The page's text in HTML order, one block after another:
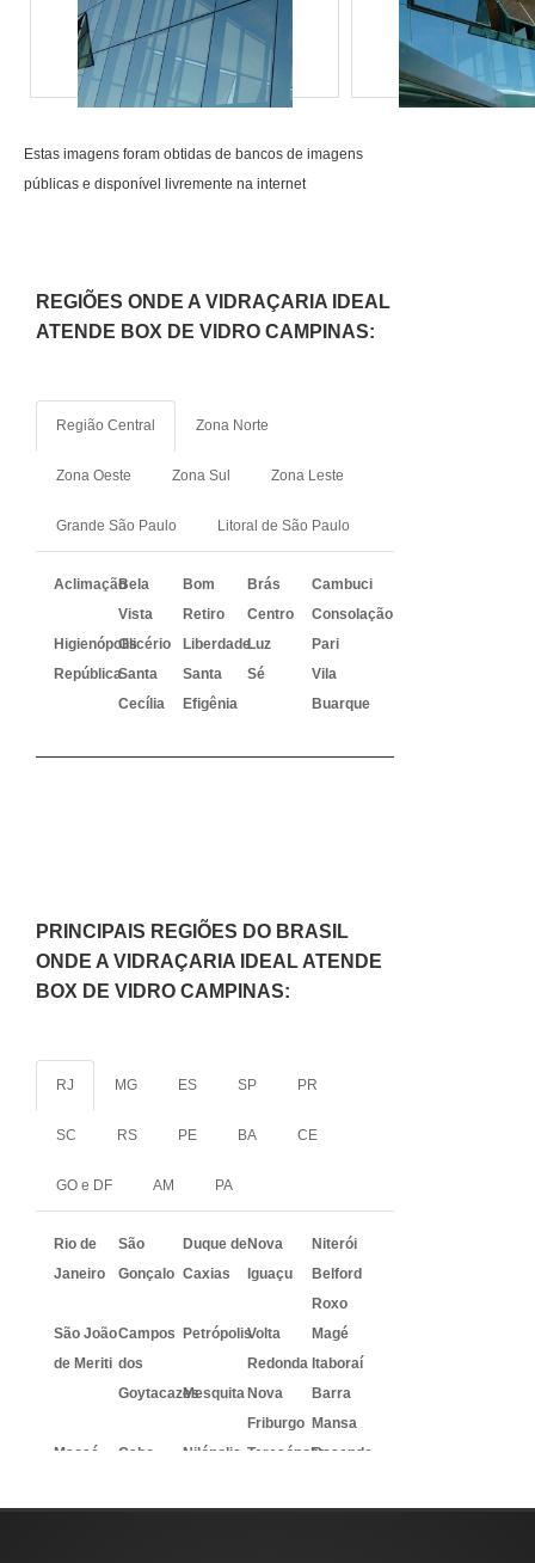
contar com escritório de alta
qualidade onde são
realizadas as atividades e
biblioteca técnica de apoio
Tudo isso, somado a uma
equipe multidisciplinar de
cada projeto, garantem uma
entrega de excelência de
Estas imagens foram obtidas de bancos de imagens
públicas e disponível livremente na internet
REGIÕES ONDE A VIDRAÇARIA IDEAL
ATENDE BOX DE VIDRO CAMPINAS:
Região Central Zona Norte
Zona Oeste Zona Sul Zona Leste
Grande São Paulo Litoral de São Paulo
AclimaçãoBela
Vista
Bom
Retiro
Brás
Cambuci
Centro
Consolação
HigienópolisGlicério LiberdadeLuz
Pari
RepúblicaSanta
Cecília
Santa
Efigênia
Sé
Vila
Buarque
PRINCIPAIS REGIÕES DO BRASIL
ONDE A VIDRAÇARIA IDEAL ATENDE
BOX DE VIDRO CAMPINAS:
RJ MG ES SP PR
SC RS PE BA CE
GO e DF AM PA
Rio de
Janeiro
São
Gonçalo
Duque de
Caxias
Nova
Iguaçu
Niterói
Belford
Roxo
São João
de Meriti
Campos
dos
Goytacazes
PetrópolisVolta
Redonda
Magé
Itaboraí
Mesquita Nova
Friburgo
Barra
Mansa
Macaé
Cabo
Nilópolis TeresópolisResende